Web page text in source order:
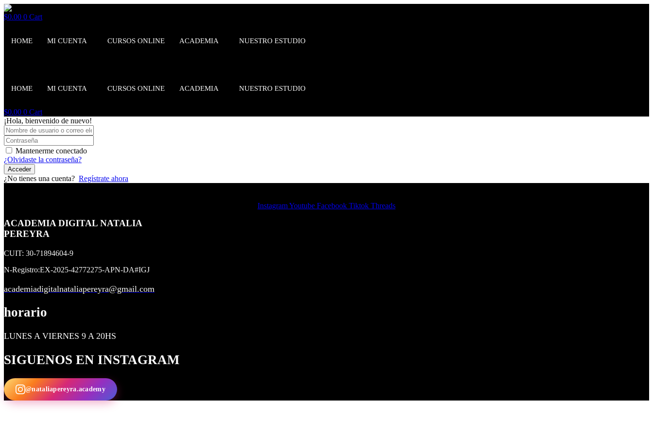
$0.00 0 Cart
HOME MI CUENTA CURSOS ONLINE ACADEMIA NUESTRO ESTUDIO
HOME MI CUENTA CURSOS ONLINE ACADEMIA NUESTRO ESTUDIO
$0.00 0 Cart
¡Hola, bienvenido de nuevo!
Mantenerme conectado
¿Olvidaste la contraseña?
Acceder
¿No tienes una cuenta? Regístrate ahora
InstagramYoutube Facebook Tiktok Threads
ACADEMIA DIGITAL NATALIA
PEREYRA
CUIT: 30-71894604-9
N-Registro:EX-2025-42772275-APN-DA#IGJ
academiadigitalnataliapereyra@gmail.com
horario
LUNES A VIERNES 9 A 20HS
SIGUENOS EN INSTAGRAM
@nataliapereyra.academy